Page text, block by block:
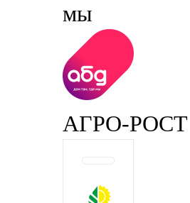
мы
АГРО-РОСТ